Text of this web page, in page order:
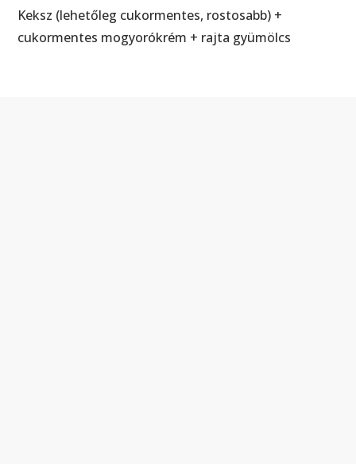
Keksz (lehetőleg cukormentes, rostosabb) +
cukormentes mogyorókrém + rajta gyümölcs